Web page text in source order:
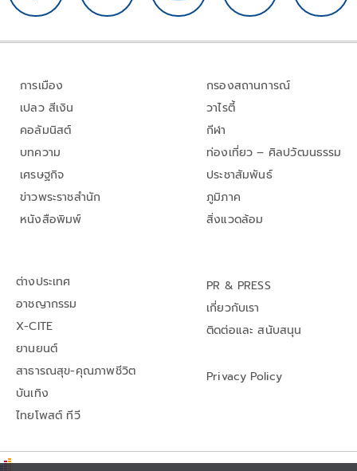
การเมือง
เปลว สีเงิน
คอลัมนิสต์
บทความ
เศรษฐกิจ
ข่าวพระราชสำนัก
หนังสือพิมพ์
กรองสถานการณ์
วาไรตี้
กีฬา
ท่องเที่ยว – ศิลปวัฒนธรรม
ประชาสัมพันธ์
ภูมิภาค
สิ่งแวดล้อม
ต่างประเทศ
อาชญากรรม
X-CITE
ยานยนต์
สาธารณสุข-คุณภาพชีวิต
บันเทิง
ไทยโพสต์ ทีวี
PR & PRESS
เกี่ยวกับเรา
ติดต่อและ สนับสนุน
Privacy Policy